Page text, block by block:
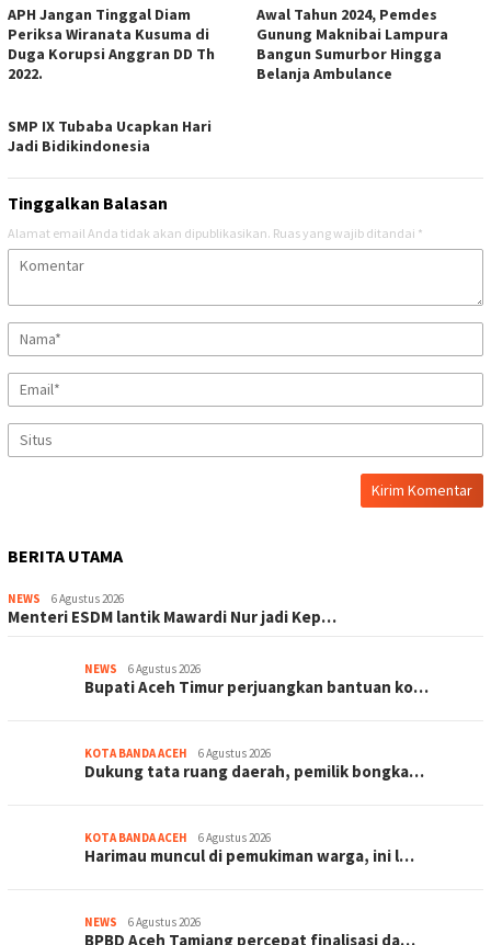
APH Jangan Tinggal Diam
Periksa Wiranata Kusuma di
Duga Korupsi Anggran DD Th
2022.
Awal Tahun 2024, Pemdes
Gunung Maknibai Lampura
Bangun Sumurbor Hingga
Belanja Ambulance
SMP IX Tubaba Ucapkan Hari
Jadi Bidikindonesia
Tinggalkan Balasan
Alamat email Anda tidak akan dipublikasikan. Ruas yang wajib ditandai *
BERITA UTAMA
NEWS 6 Agustus 2026
Menteri ESDM lantik Mawardi Nur jadi Kep…
NEWS 6 Agustus 2026
Bupati Aceh Timur perjuangkan bantuan ko…
KOTA BANDA ACEH 6 Agustus 2026
Dukung tata ruang daerah, pemilik bongka…
KOTA BANDA ACEH 6 Agustus 2026
Harimau muncul di pemukiman warga, ini l…
NEWS 6 Agustus 2026
BPBD Aceh Tamiang percepat finalisasi da…